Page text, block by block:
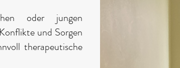
oder jungen
und Sorgen
therapeutische